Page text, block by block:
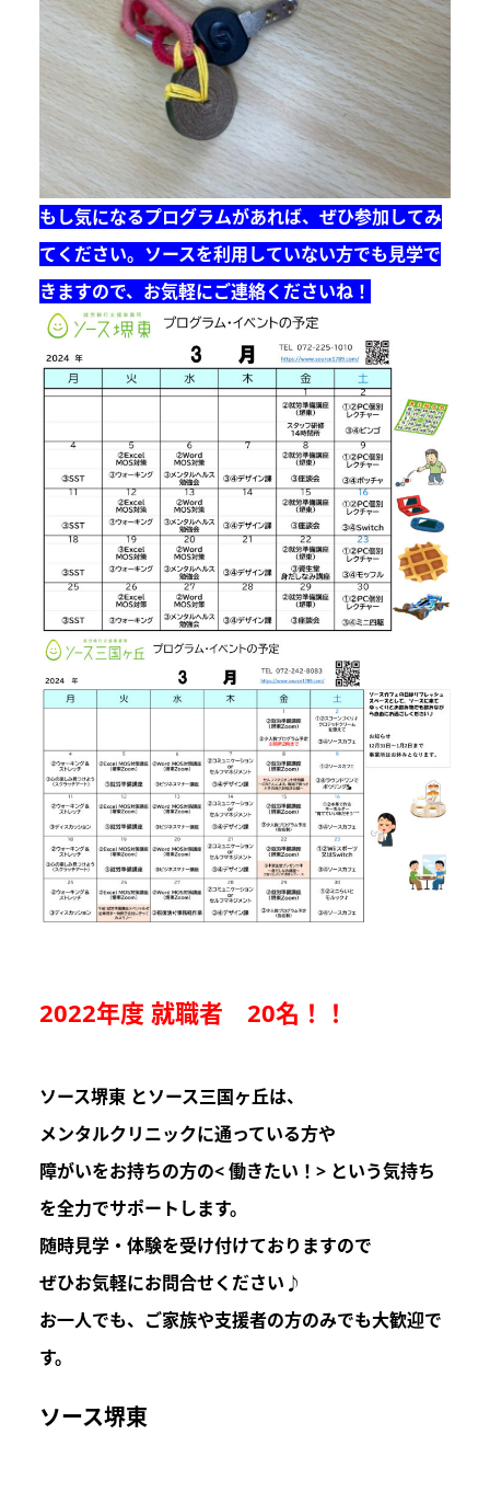
もし気になるプログラムがあれば、ぜひ参加してみ
てください。ソースを利用していない方でも見学で
きますので、お気軽にご連絡くださいね！
2022年度 就職者 20名！！
ソース堺東 とソース三国ヶ丘は、
メンタルクリニックに通っている方や
障がいをお持ちの方の< 働きたい！> という気持ち
を全力でサポートします。
随時見学・体験を受け付けておりますので
ぜひお気軽にお問合せください♪
お一人でも、ご家族や支援者の方のみでも大歓迎で
す。
ソース堺東